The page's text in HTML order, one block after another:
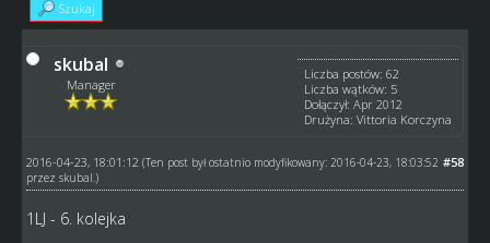
Szukaj
skubal
Manager
Liczba postów: 62
Liczba wątków: 5
Dołączył: Apr 2012
Drużyna: Vittoria Korczyna
#58
2016-04-23, 18:01:12 (Ten post był ostatnio modyfikowany: 2016-04-23, 18:03:52
przez skubal .)
1LJ - 6. kolejka